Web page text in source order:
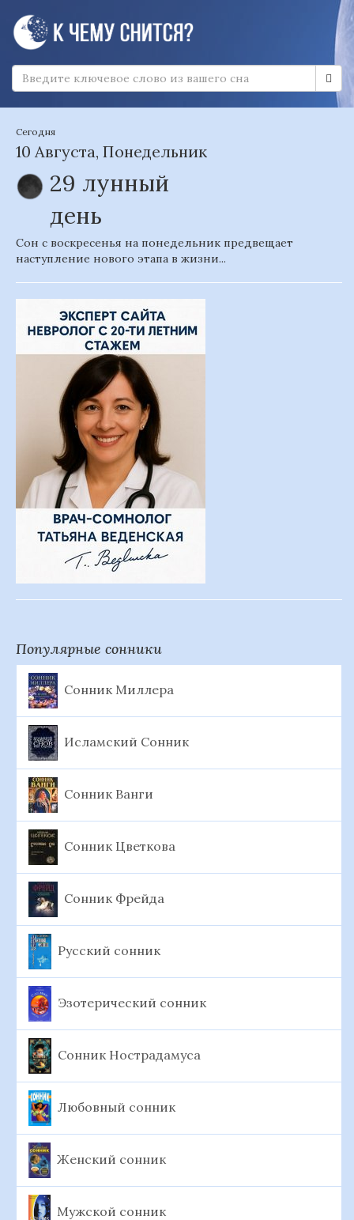
Сегодня
10 Августа, Понедельник
29 лунный
день
Сон с воскресенья на понедельник предвещает
наступление нового этапа в жизни...
Популярные сонники
Сонник Миллера
Исламский Сонник
Сонник Ванги
Сонник Цветкова
Сонник Фрейда
Русский сонник
Эзотерический сонник
Сонник Нострадамуса
Любовный сонник
Женский сонник
Мужской сонник